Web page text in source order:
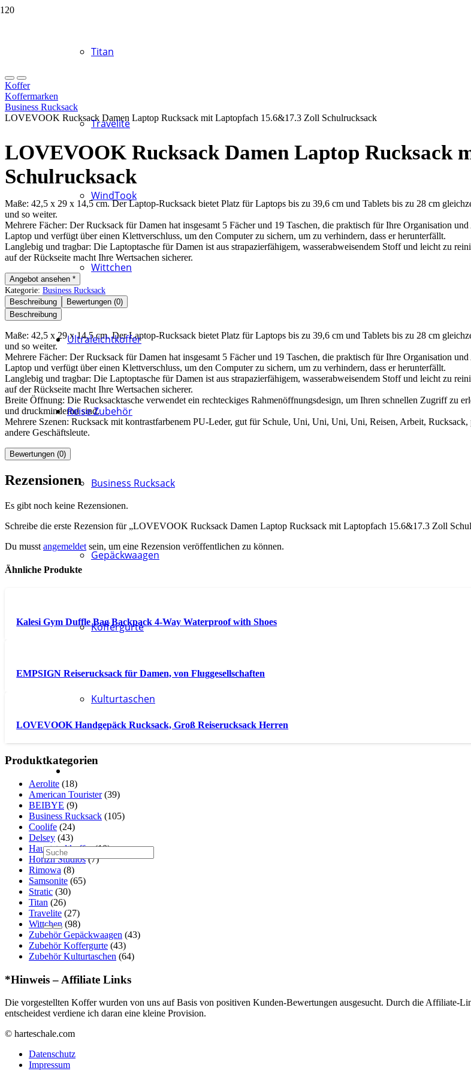
Titan
Travelite
WindTook
Wittchen
Ultraleichtkoffer
Reise Zubehör
Business Rucksack
Gepäckwaagen
Koffergurte
Kulturtaschen
Koffer
Koffermarken
Business Rucksack
LOVEVOOK Rucksack Damen Laptop Rucksack mit Laptopfach 15.6&17.3 Zoll Schulrucksack
LOVEVOOK Rucksack Damen Laptop Rucksack
Schulrucksack
Maße: 42,5 x 29 x 14,5 cm. Der Laptop-Rucksack bietet Platz für Laptops bis zu 39,6 cm und Tablets bis zu 28 cm
und so weiter.
Mehrere Fächer: Der Rucksack für Damen hat insgesamt 5 Fächer und 19 Taschen, die praktisch für Ihre Organisation
Laptop und verfügt über einen Klettverschluss, um den Computer zu sichern, um zu verhindern, dass er herunterfällt.
Langlebig und tragbar: Die Laptoptasche für Damen ist aus strapazierfähigem, wasserabweisendem Stoff und leicht zu
auf der Rückseite macht Ihre Wertsachen sicherer.
Angebot ansehen *
Kategorie: Business Rucksack
Beschreibung
Bewertungen (0)
Beschreibung
Maße: 42,5 x 29 x 14,5 cm. Der Laptop-Rucksack bietet Platz für Laptops bis zu 39,6 cm und Tablets bis zu 28 cm
und so weiter.
Mehrere Fächer: Der Rucksack für Damen hat insgesamt 5 Fächer und 19 Taschen, die praktisch für Ihre Organisation
Laptop und verfügt über einen Klettverschluss, um den Computer zu sichern, um zu verhindern, dass er herunterfällt.
Langlebig und tragbar: Die Laptoptasche für Damen ist aus strapazierfähigem, wasserabweisendem Stoff und leicht zu
auf der Rückseite macht Ihre Wertsachen sicherer.
Breite Öffnung: Die Rucksacktasche verwendet ein rechteckiges Rahmenöffnungsdesign, um Ihren schnellen Zugriff zu
und druckmindernd sind.
Mehrere Szenen: Rucksack mit kontrastfarbenem PU-Leder, gut für Schule, Uni, Uni, Uni, Uni, Reisen, Arbeit,
andere Geschäftsleute.
Bewertungen (0)
Rezensionen
Es gibt noch keine Rezensionen.
Schreibe die erste Rezension für „LOVEVOOK Rucksack Damen Laptop Rucksack mit Laptopfach 15.6&17.3 Zoll
Du musst angemeldet sein, um eine Rezension veröffentlichen zu können.
Ähnliche Produkte
Kalesi Gym Duffle Bag Backpack 4-Way Waterproof with Shoes
EMPSIGN Reiserucksack für Damen, von Fluggesellschaften
LOVEVOOK Handgepäck Rucksack, Groß Reiserucksack Herren
Produktkategorien
Aerolite (18)
American Tourister (39)
BEIBYE (9)
Business Rucksack (105)
Coolife (24)
Delsey (43)
Hauptstadtkoffer (10)
Horizn Studios (7)
Rimowa (8)
Samsonite (65)
Stratic (30)
Titan (26)
Travelite (27)
Wittchen (98)
Zubehör Gepäckwaagen (43)
Zubehör Koffergurte (43)
Zubehör Kulturtaschen (64)
*Hinweis – Affiliate Links
Die vorgestellten Koffer wurden von uns auf Basis von positiven Kunden-Bewertungen ausgesucht. Durch die Affiliate-
entscheidest verdiene ich daran eine kleine Provision.
© harteschale.com
Datenschutz
Impressum